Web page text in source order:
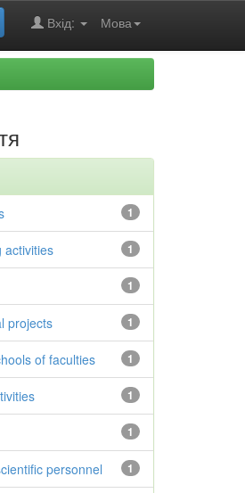
Мова
Вхід:
1
1
activities
1
1
projects
1
of faculties
1
1
1
personnel